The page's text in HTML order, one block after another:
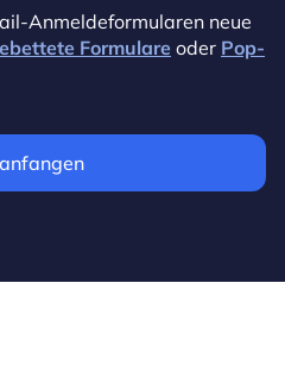
Anmeldeformularen neue
Formulare oder Pop-